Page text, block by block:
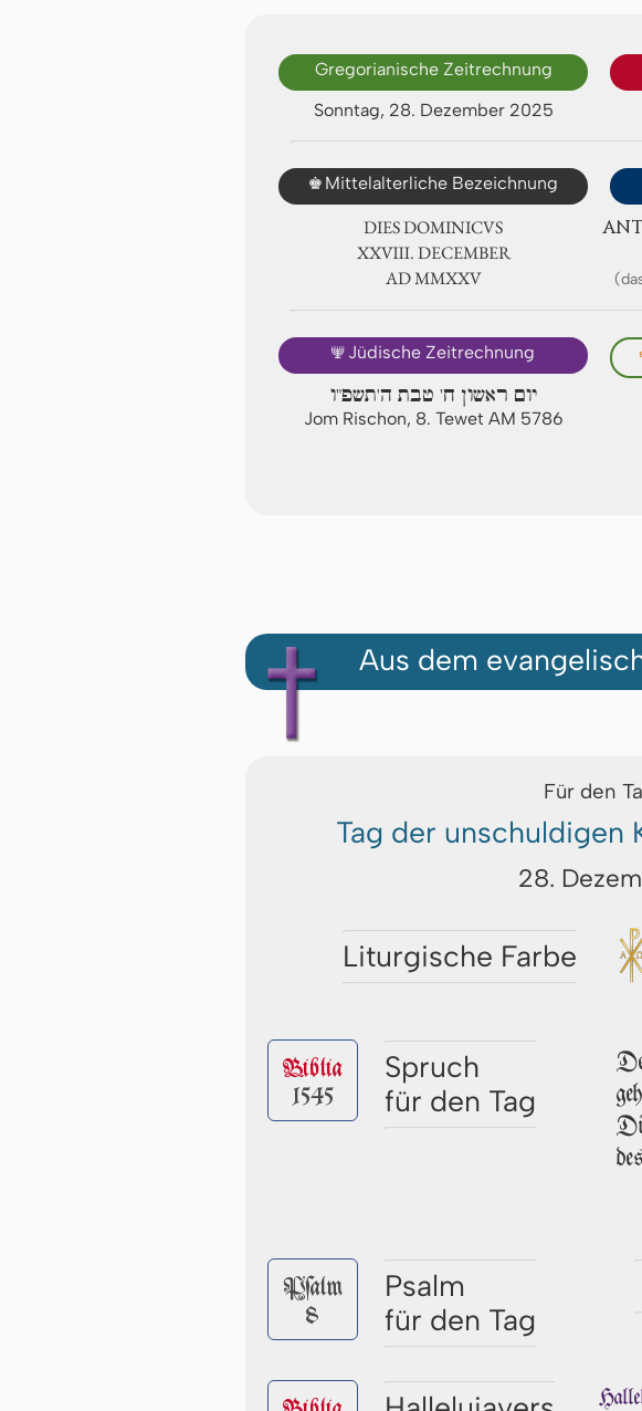
Gregorianische Zeitrechnung
Sonntag, 28. Dezember 2025
♚ Mittelalterliche Bezeichnung
DIES DOMINICUS
ⅩⅩⅧ. DECEMBER
AD ⅯⅯⅩⅩⅤ
🕎 Jüdische Zeitrechnung
יום ראשון ח' טבת ה'תשפ"ו
Jom Rischon, 8. Tewet AM 5786
Aus dem
Für den
Tag der
28.
Liturgische Farbe
Biblia
1545
Spruch
für den Tag
Pſalm
8
Psalm
für den Tag